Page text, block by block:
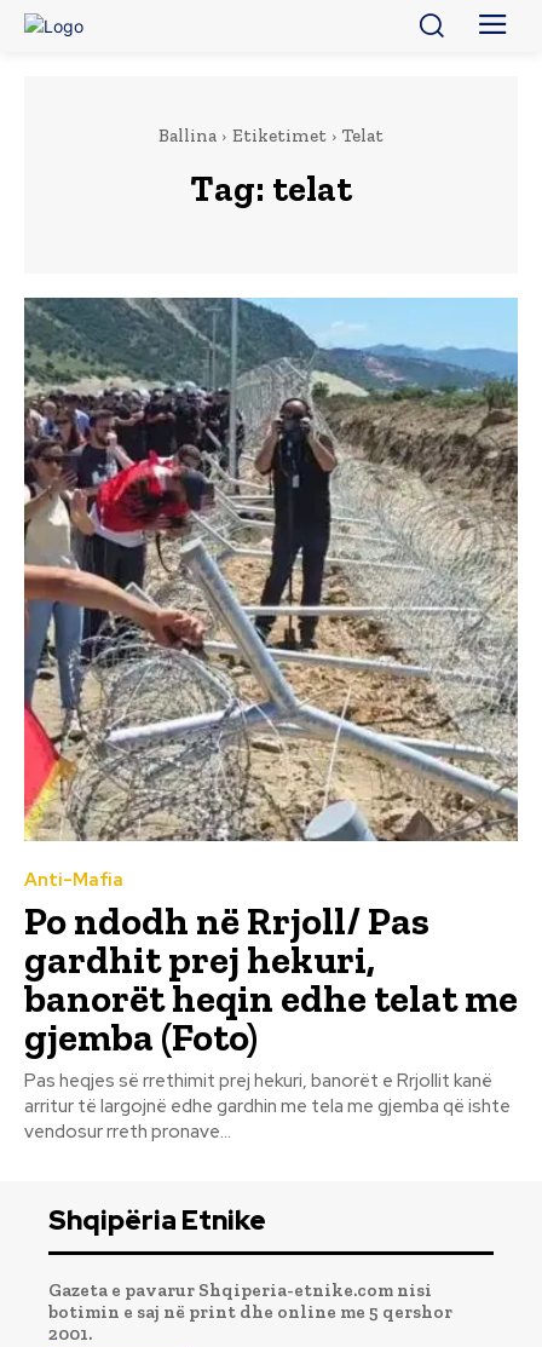
Ballina Etiketimet Telat
Tag: telat
Anti-Mafia
Po ndodh në Rrjoll/ Pas
gardhit prej hekuri,
banorët heqin edhe telat me
gjemba (Foto)
Pas heqjes së rrethimit prej hekuri, banorët e Rrjollit kanë
arritur të largojnë edhe gardhin me tela me gjemba që ishte
vendosur rreth pronave...
Shqipëria Etnike
Gazeta e pavarur Shqiperia-etnike.com nisi
botimin e saj në print dhe online me 5 qershor
2001.